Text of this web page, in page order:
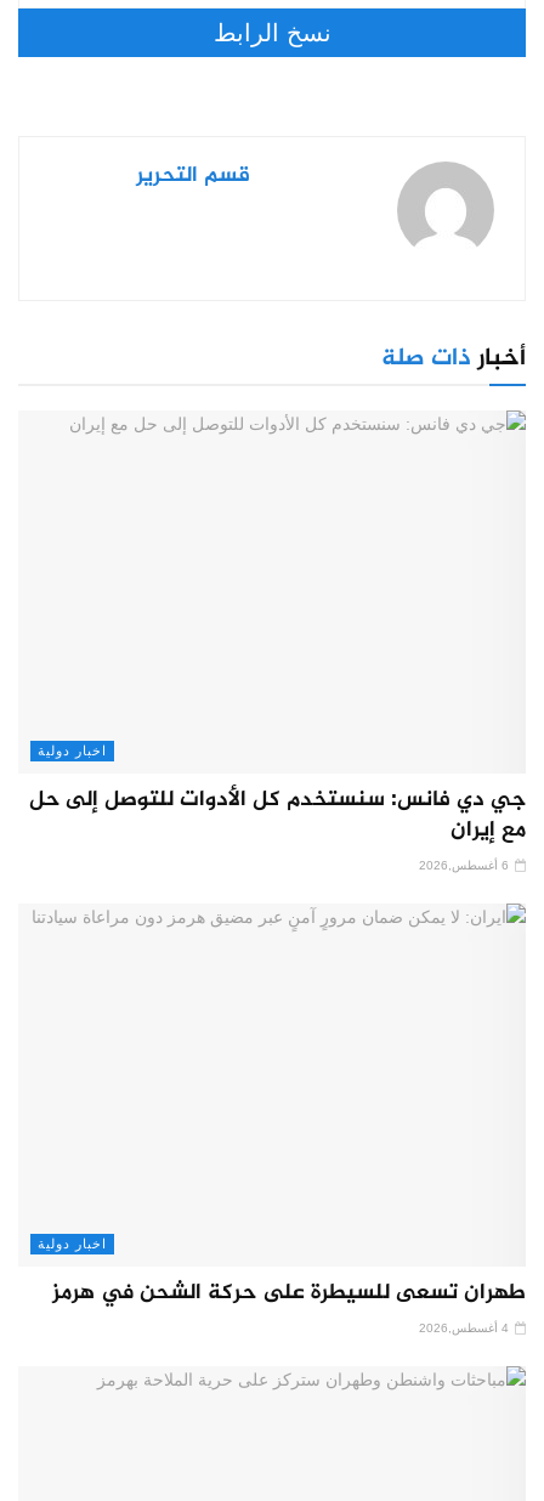
نسخ الرابط
قسم التحرير
أخبارذات صلة
اخبار دولية
جي دي فانس: سنستخدم كل الأدوات للتوصل إلى حل
مع إيران
اخبار دولية
طهران تسعى للسيطرة على حركة الشحن في هرمز